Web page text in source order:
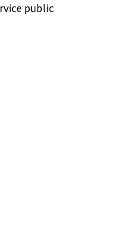
public